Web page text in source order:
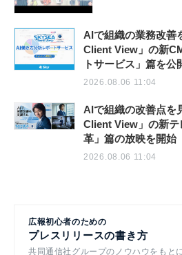
AIで組織の業務改善
Client View」の新
トサービス」篇を公
2026.08.06 11:04
AIで組織の改善点を
Client View」の新
革」篇の放映を開始
2026.08.06 11:04
広報初心者のための
プレスリリースの書き方
共同通信社グループのノウハウをもと